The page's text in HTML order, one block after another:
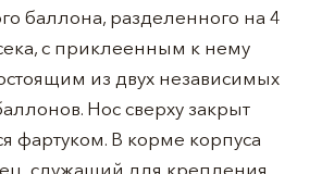
баллона, разделенного на 4
с приклеенным к нему
из двух независимых
Нос сверху закрыт
фартуком. В корме корпуса
служащий для крепления